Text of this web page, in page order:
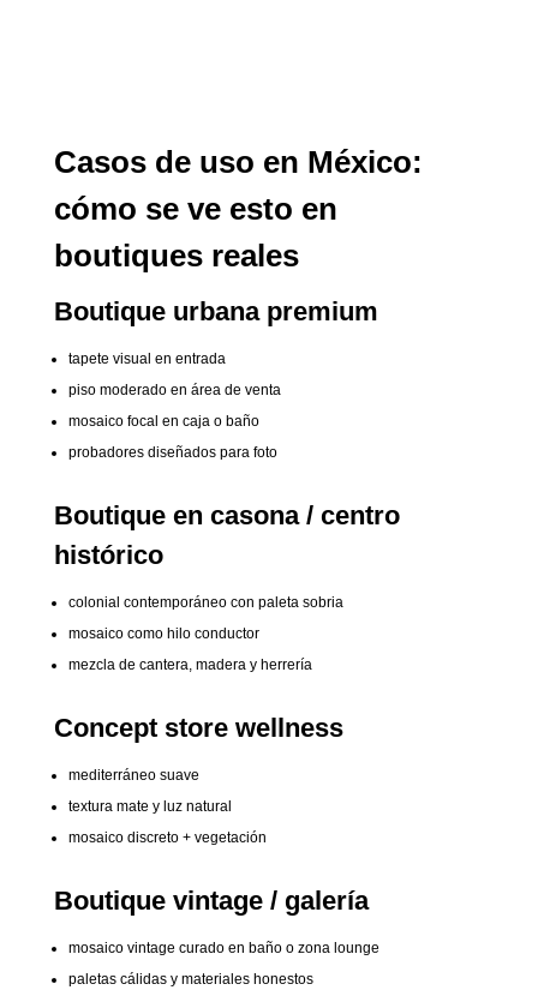
Casos de uso en México:
cómo se ve esto en
boutiques reales
Boutique urbana premium
tapete visual en entrada
piso moderado en área de venta
mosaico focal en caja o baño
probadores diseñados para foto
Boutique en casona / centro
histórico
colonial contemporáneo con paleta sobria
mosaico como hilo conductor
mezcla de cantera, madera y herrería
Concept store wellness
mediterráneo suave
textura mate y luz natural
mosaico discreto + vegetación
Boutique vintage / galería
mosaico vintage curado en baño o zona lounge
paletas cálidas y materiales honestos